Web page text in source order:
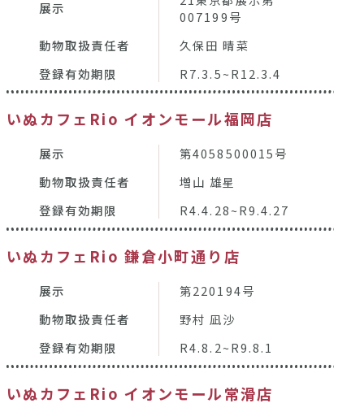
展示
007199号
動物取扱責任者
久保田 晴菜
登録有効期限
R7.3.5~R12.3.4
いぬカフェRio イオンモール福岡店
展示
第4058500015号
動物取扱責任者
増山 雄星
登録有効期限
R4.4.28~R9.4.27
いぬカフェRio 鎌倉小町通り店
展示
第220194号
動物取扱責任者
野村 凪沙
登録有効期限
R4.8.2~R9.8.1
いぬカフェRio イオンモール常滑店